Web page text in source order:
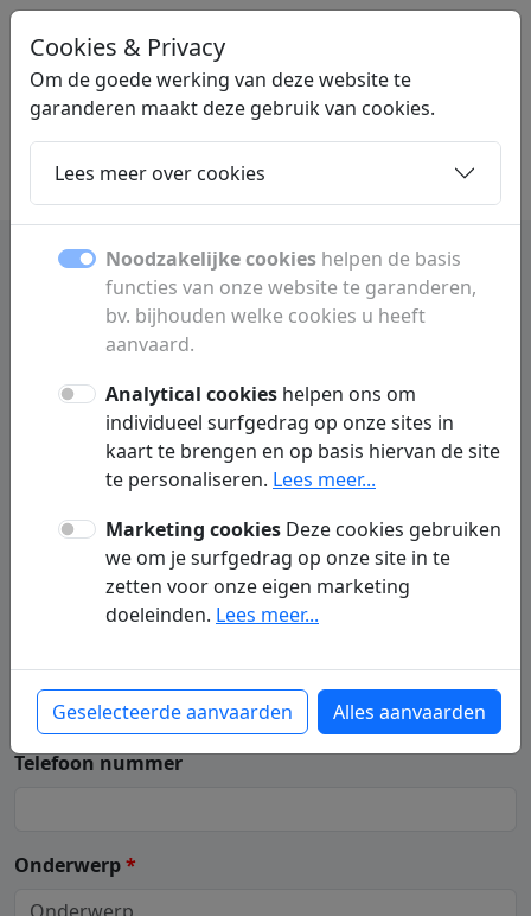
STARTPAGINALINK.NL
Home Dochters Contact
Contact
Een vraag of opmerking? Vul onderstaand formulier in
om contact met ons op te nemen.
Je naam (voor -en achternaam)*
Telefoon nummer
Onderwerp*
Cookies & Privacy
Om de goede werking van deze website te
garanderen maakt deze gebruik van cookies.
Lees meer over cookies
Noodzakelijke cookies helpen de basis
functies van onze website te garanderen,
bv. bijhouden welke cookies u heeft
aanvaard.
Analytical cookies helpen ons om
individueel surfgedrag op onze sites in
kaart te brengen en op basis hiervan de site
te personaliseren. Lees meer...
Marketing cookies Deze cookies gebruiken
we om je surfgedrag op onze site in te
zetten voor onze eigen marketing
doeleinden. Lees meer...
Geselecteerde aanvaarden Alles aanvaarden